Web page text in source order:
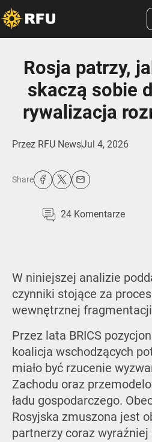
Rosja patrzy,
skaczą sobie
rywalizacja
Przez RFU NewsJul 4, 2026
Share
24 Komentarze
W niniejszej analizie
czynniki stojące za
wewnętrznej fragmentacji
Przez lata BRICS
koalicja wschodzących
miało być rzucenie
Zachodu oraz
ładu gospodarczego.
Rosyjska zmuszona jest
partnerzy coraz